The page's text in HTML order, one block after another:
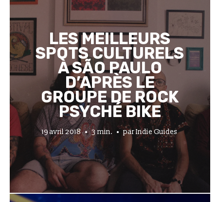
LES MEILLEURS
SPOTS CULTURELS
À SÃO PAULO
D’APRÈS LE
GROUPE DE ROCK
PSYCHÉ BIKE
19 avril 2018 3 min. parIndie Guides